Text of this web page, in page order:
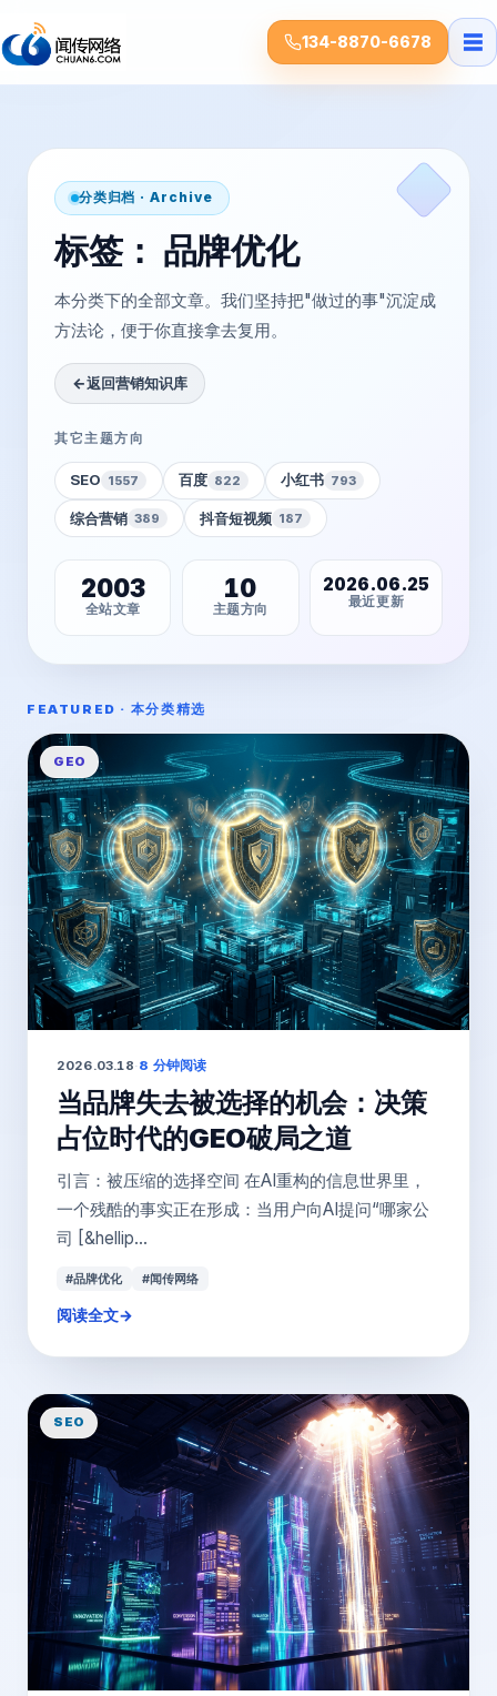
134-8870-6678 ☰
分类归档 · Archive
标签： 品牌优化
本分类下的全部文章。我们坚持把"做过的事"沉淀成
方法论，便于你直接拿去复用。
←返回营销知识库
其它主题方向
SEO 1557 百度 822 小红书 793
综合营销 389 抖音短视频 187
2003
全站文章
10
主题方向
2026.06.25
最近更新
FEATURED · 本分类精选
GEO
2026.03.18·8 分钟阅读
当品牌失去被选择的机会：决策
占位时代的GEO破局之道
引言：被压缩的选择空间 在AI重构的信息世界里，
一个残酷的事实正在形成：当用户向AI提问“哪家公
司 [&hellip...
#品牌优化 #闻传网络
阅读全文→
SEO